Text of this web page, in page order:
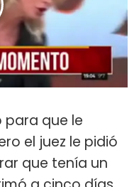
para que le
el juez le pidió
que tenía un